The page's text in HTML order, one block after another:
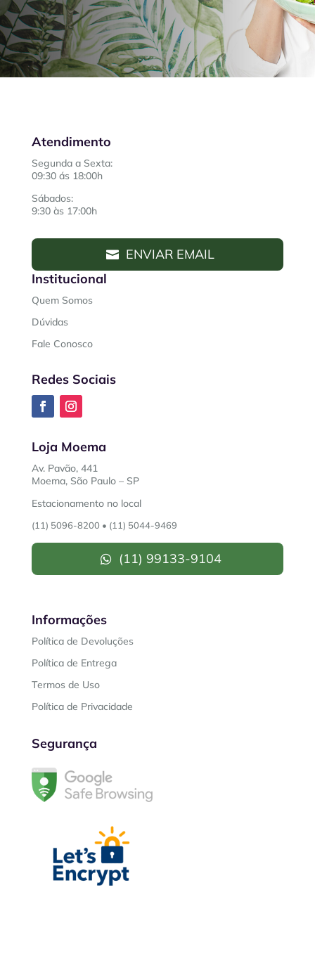
Institucional
Quem Somos
Dúvidas
Fale Conosco
Redes Sociais
Loja Moema
Av. Pavão, 441
Moema, São Paulo – SP
Estacionamento no local
(11) 5096-8200 • (11) 5044-9469
(11) 99133-9104
Informações
Política de Devoluções
Política de Entrega
Termos de Uso
Política de Privacidade
Segurança
Atendimento
Segunda a Sexta:
09:30 ás 18:00h
Sábados:
9:30 às 17:00h
ENVIAR EMAIL